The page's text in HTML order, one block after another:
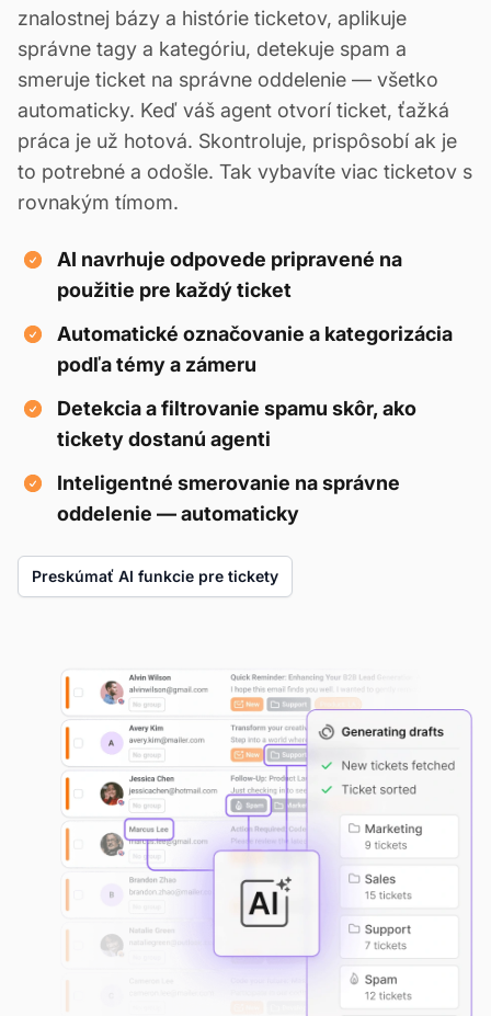
znalostnej bázy a histórie ticketov, aplikuje
správne tagy a kategóriu, detekuje spam a
smeruje ticket na správne oddelenie — všetko
automaticky. Keď váš agent otvorí ticket, ťažká
práca je už hotová. Skontroluje, prispôsobí ak je
to potrebné a odošle. Tak vybavíte viac ticketov s
rovnakým tímom.
AI navrhuje odpovede pripravené na
použitie pre každý ticket
Automatické označovanie a kategorizácia
podľa témy a zámeru
Detekcia a filtrovanie spamu skôr, ako
tickety dostanú agenti
Inteligentné smerovanie na správne
oddelenie — automaticky
Preskúmať AI funkcie pre tickety